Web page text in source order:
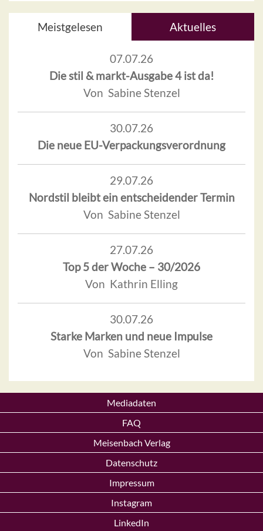
Meistgelesen Aktuelles
07.07.26
Die stil & markt-Ausgabe 4 ist da!
Von Sabine Stenzel
30.07.26
Die neue EU-Verpackungsverordnung
29.07.26
Nordstil bleibt ein entscheidender Termin
Von Sabine Stenzel
27.07.26
Top 5 der Woche – 30/2026
Von Kathrin Elling
30.07.26
Starke Marken und neue Impulse
Von Sabine Stenzel
Mediadaten
FAQ
Meisenbach Verlag
Datenschutz
Impressum
Instagram
LinkedIn